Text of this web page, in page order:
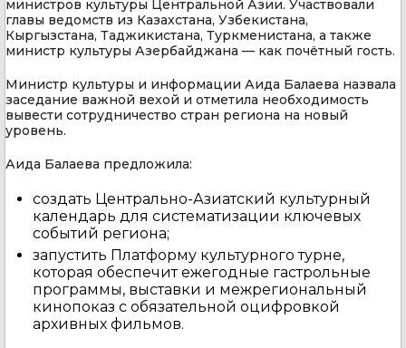
министров культуры Центральной Азии. Участвовали
главы ведомств из Казахстана, Узбекистана,
Кыргызстана, Таджикистана, Туркменистана, а также
министр культуры Азербайджана — как почётный гость.
Министр культуры и информации Аида Балаева назвала
заседание важной вехой и отметила необходимость
вывести сотрудничество стран региона на новый
уровень.
Аида Балаева предложила:
создать Центрально-Азиатский культурный
календарь для систематизации ключевых
событий региона;
запустить Платформу культурного турне,
которая обеспечит ежегодные гастрольные
программы, выставки и межрегиональный
кинопоказ с обязательной оцифровкой
архивных фильмов.